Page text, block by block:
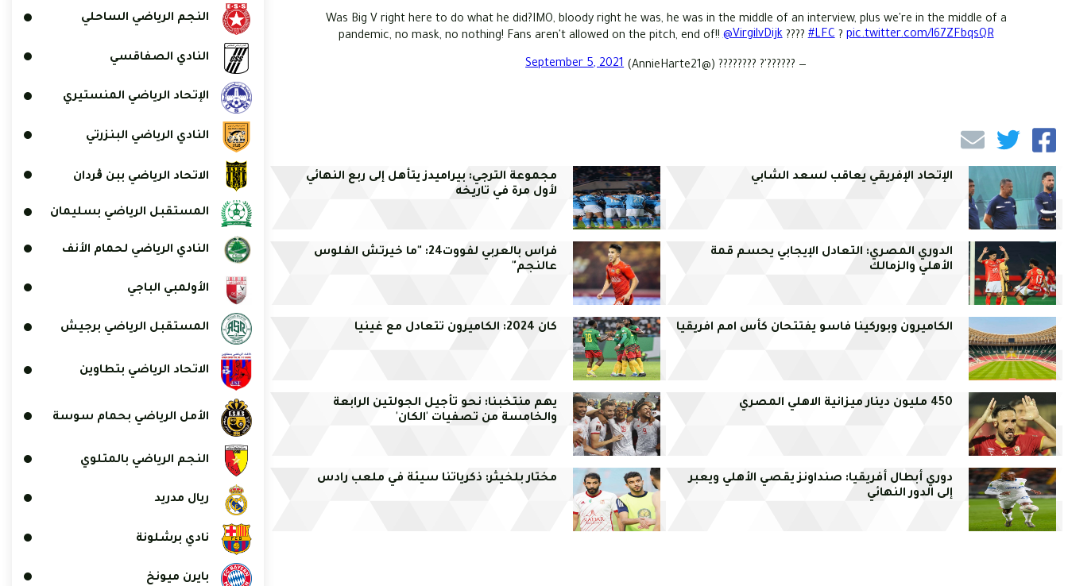
Was Big V right here to do what he did?IMO, bloody right he was, he was in the middle of an interview, plus we're in the middle of a
pandemic, no mask, no nothing! Fans aren't allowed on the pitch, end of!!@VirgilvDijk????#LFC? pic.twitter.com/l67ZFbqsQR
— ??????'? ???????? (@AnnieHarte21)
September 5, 2021
الإتحاد الإفريقي يعاقب لسعد الشابي
مجموعة الترجي: بيراميدز يتأهل إلى ربع النهائي
لأول مرة في تاريخه
الدوري المصري: التعادل الإيجابي يحسم قمة
الأهلي والزمالك
فراس بالعربي لفووت24: "ما خيرتش الفلوس
عالنجم"
الكاميرون وبوركينا فاسو يفتتحان كأس امم افريقيا كان 2024: الكاميرون تتعادل مع غينيا
450 مليون دينار ميزانية الاهلي المصري
يهم منتخبنا: نحو تأجيل الجولتين الرابعة
والخامسة من تصفيات 'الكان'
دوري أبطال أفريقيا: صنداونز يقصي الأهلي ويعبر
إلى الدور النهائي
مختار بلخيثر: ذكرياتنا سيئة في ملعب رادس
النجم الرياضي الساحلي
النادي الصفاقسي
الإتحاد الرياضي المنستيري
النادي الرياضي البنزرتي
الاتحاد الرياضي ببن ڨردان
المستقبل الرياضي بسليمان
النادي الرياضي لحمام الأنف
الأولمبي الباجي
المستقبل الرياضي برجيش
الاتحاد الرياضي بتطاوين
الأمل الرياضي بحمام سوسة
النجم الرياضي بالمتلوي
ريال مدريد
نادي برشلونة
بايرن ميونخ